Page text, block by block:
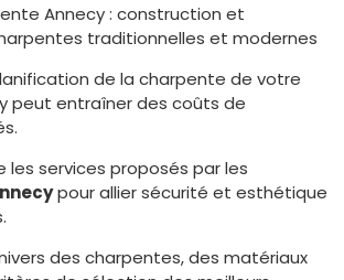
Annecy : construction et
traditionnelles et modernes
de la charpente de votre
peut entraîner des coûts de
les services proposés par les
pour allier sécurité et esthétique
des charpentes, des matériaux